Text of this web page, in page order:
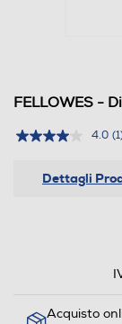
FELLOWES -
4.0
Dettagli
Acquisto